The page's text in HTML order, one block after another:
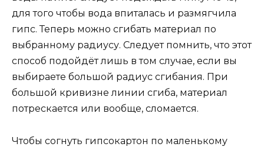
для того чтобы вода впиталась и размягчила
гипс. Теперь можно сгибать материал по
выбранному радиусу. Следует помнить, что этот
способ подойдёт лишь в том случае, если вы
выбираете большой радиус сгибания. При
большой кривизне линии сгиба, материал
потрескается или вообще, сломается.
Чтобы согнуть гипсокартон по маленькому